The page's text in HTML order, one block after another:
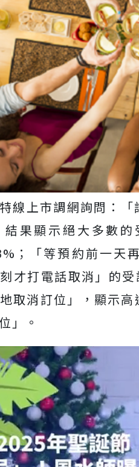
線上市調網詢問：「
結果顯示絕大多數
；「等預約前一天
刻才打電話取消」的
取消訂位」，顯示
」。